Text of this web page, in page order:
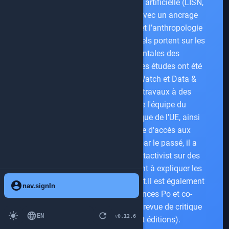
account_circlenav.signIn
light_mode language EN refresh v0.12.6
environnemental de l’intelligence artificielle (LISN,
Université Paris-Saclay/ENS).Avec un ancrage
disciplinaire dans la sociologie et l’anthropologie
des techniques, ses travaux actuels portent sur les
implications environnementales des
infrastructures du numérique. Ses études ont été
citées par les ONG Algorithm Watch et Data &
Society. Loup a présenté ses travaux à des
décideurs politiques tels que l'équipe du
mécanisme de conseil scientifique de l'UE, ainsi
qu'à la Commission française d'accès aux
documents administratifs.De par le passé, il a
travaillé dans la coopérative Datactivist sur des
projets de recherche-action visant à expliquer les
systèmes algorithmiques de l’Etat.Il est également
membre du médialab de Sciences Po et co-
rédacteur en chef de Tèque, une revue de critique
des technologies (Audimat éditions).